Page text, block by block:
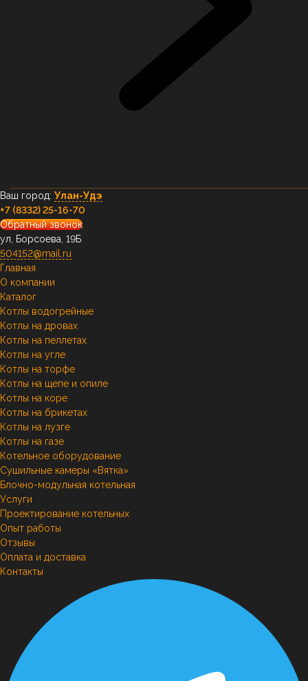
Ваш город: Улан-Удэ
+7 (8332) 25-16-70
Обратный звонок
ул, Борсоева, 19Б
504152@mail.ru
Главная
О компании
Каталог
Котлы водогрейные
Котлы на дровах
Котлы на пеллетах
Котлы на угле
Котлы на торфе
Котлы на щепе и опиле
Котлы на коре
Котлы на брикетах
Котлы на лузге
Котлы на газе
Котельное оборудование
Сушильные камеры «Вятка»
Блочно-модульная котельная
Услуги
Проектирование котельных
Опыт работы
Отзывы
Оплата и доставка
Контакты